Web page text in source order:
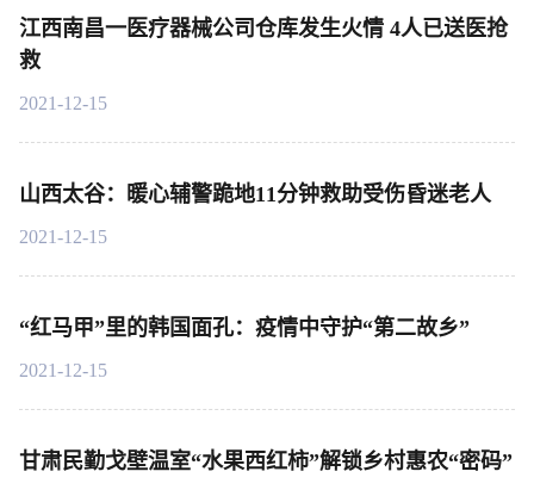
江西南昌一医疗器械公司仓库发生火情 4人已送医抢
救
2021-12-15
山西太谷：暖心辅警跪地11分钟救助受伤昏迷老人
2021-12-15
“红马甲”里的韩国面孔：疫情中守护“第二故乡”
2021-12-15
甘肃民勤戈壁温室“水果西红柿”解锁乡村惠农“密码”